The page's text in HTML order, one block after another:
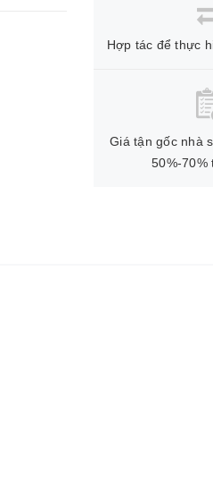
Hợp tác để thực
Giá tận gốc nhà
50%-70%